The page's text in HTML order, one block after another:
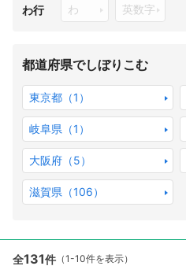
わ行 わ 英数字
都道府県でしぼりこむ
東京都（1）
岐阜県（1）
大阪府（5）
滋賀県（106）
全131件 （1-10件を表示）